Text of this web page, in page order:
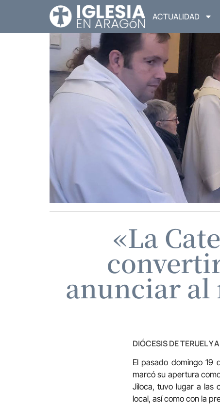
ACTUALIDAD
«La
anunciar al
DIÓCESIS DE TERUEL Y
El pasado domingo 19
marcó su apertura
Jiloca, tuvo lugar a las
local, así como con la